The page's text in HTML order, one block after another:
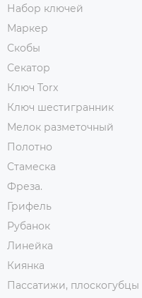
Набор ключей
Маркер
Скобы
Секатор
Ключ Torx
Ключ шестигранник
Мелок разметочный
Полотно
Стамеска
Фреза.
Грифель
Рубанок
Линейка
Киянка
Пассатижи, плоскогубцы